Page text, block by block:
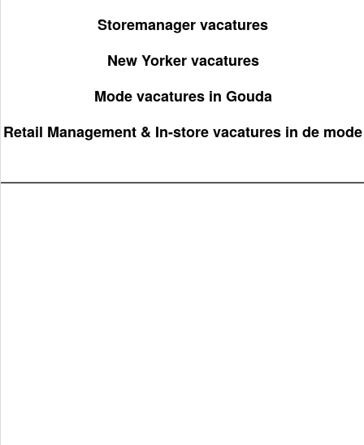
Storemanager vacatures
New Yorker vacatures
Mode vacatures in Gouda
Retail Management & In-store vacatures in de mode